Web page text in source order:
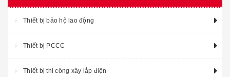
Thiết bị bảo hộ lao động
Thiết bị PCCC
Thiết bị thi công xây lắp điện